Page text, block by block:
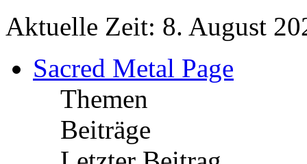
Aktuelle Zeit: 8. August
Sacred Metal Page
Themen
Beiträge